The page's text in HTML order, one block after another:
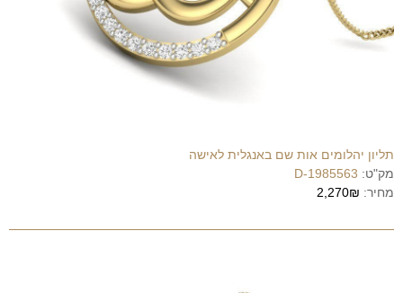
תליון יהלומים אות שם באנגלית לאישה
מק"ט: 1985563-D
מחיר: 2,270₪